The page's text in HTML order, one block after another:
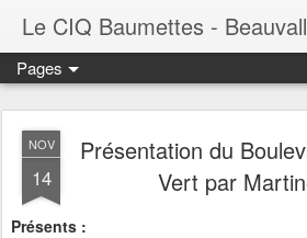
Pages
NOV
14
Présentation du
Vert par
Présents :